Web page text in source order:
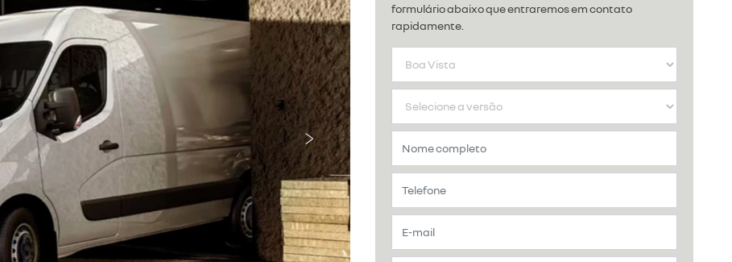
formulário abaixo que entraremos em contato
rapidamente.
Próximo